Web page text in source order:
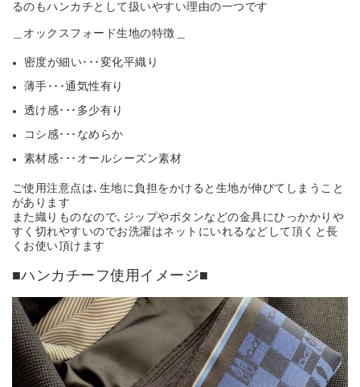
るのもハンカチとして扱いやすい理由の一つです
＿オックスフォード生地の特徴＿
密度が細い･･･変化平織り
薄手･･･通気性有り
透け感･･･多少有り
コシ感･･･なめらか
素材感･･･オールシーズン素材
ご使用注意点は､生地に負担をかけると生地が伸びてしまうこと
があります
また織りものなので､ジップやボタンなどの金具にひっかかりや
すく切れやすいのでお洗濯はネットにいれるなどして頂くと長
くお使い頂けます
■ハンカチーフ使用イメージ■